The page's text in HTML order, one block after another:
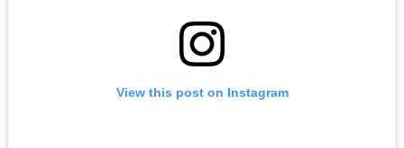
View this post on Instagram